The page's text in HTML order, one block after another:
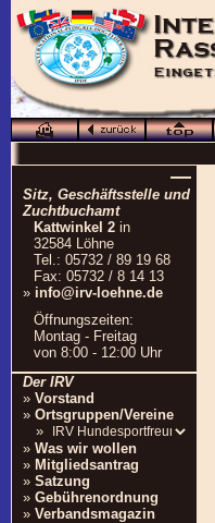
—
Sitz, Geschäftsstelle und
Zuchtbuchamt
Kattwinkel 2 in
32584 Löhne
Tel.: 05732 / 89 19 68
Fax: 05732 / 8 14 13
» info@irv-loehne.de
Öffnungszeiten:
Montag - Freitag
von 8:00 - 12:00 Uhr
Der IRV
» Vorstand
» Ortsgruppen/Vereine
»
» Was wir wollen
» Mitgliedsantrag
» Satzung
» Gebührenordnung
» Verbandsmagazin